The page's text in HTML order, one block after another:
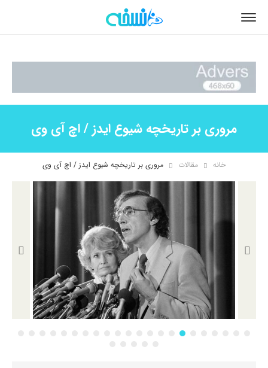
مروری بر تاریخچه شیوع ایدز / اچ آی وی
خانه مقالات مروری بر تاریخچه شیوع ایدز / اچ آی وی